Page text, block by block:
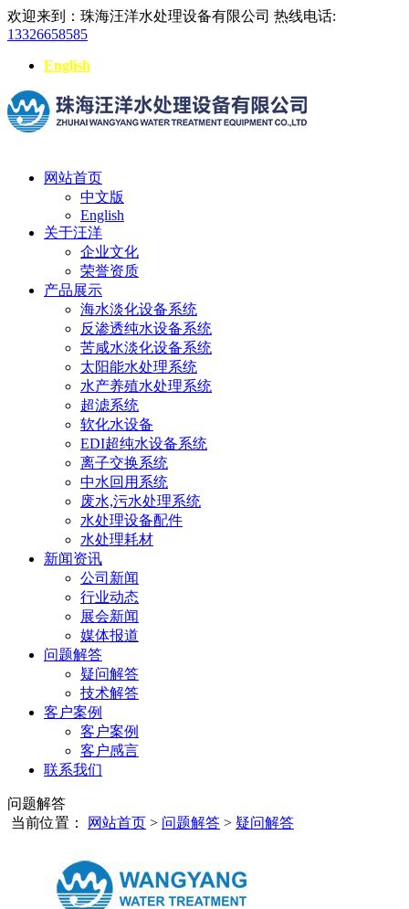
欢迎来到：珠海汪洋水处理设备有限公司 热线电话:
13326658585
English
网站首页
中文版
English
关于汪洋
企业文化
荣誉资质
产品展示
海水淡化设备系统
反渗透纯水设备系统
苦咸水淡化设备系统
太阳能水处理系统
水产养殖水处理系统
超滤系统
软化水设备
EDI超纯水设备系统
离子交换系统
中水回用系统
废水,污水处理系统
水处理设备配件
水处理耗材
新闻资讯
公司新闻
行业动态
展会新闻
媒体报道
问题解答
疑问解答
技术解答
客户案例
客户案例
客户感言
联系我们
问题解答
当前位置：
网站首页 > 问题解答 > 疑问解答